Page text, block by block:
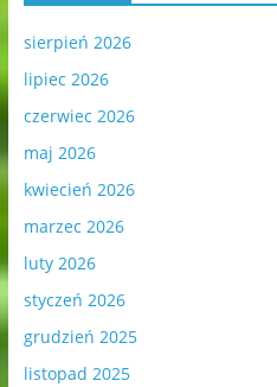
sierpień 2026
lipiec 2026
czerwiec 2026
maj 2026
kwiecień 2026
marzec 2026
luty 2026
styczeń 2026
grudzień 2025
listopad 2025